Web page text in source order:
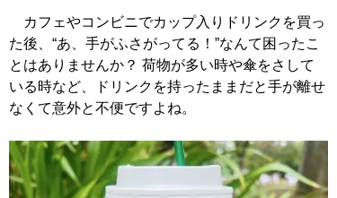
カフェやコンビニでカップ入りドリンクを買っ
た後、“あ、手がふさがってる！”なんて困ったこ
とはありませんか？ 荷物が多い時や傘をさして
いる時など、ドリンクを持ったままだと手が離せ
なくて意外と不便ですよね。